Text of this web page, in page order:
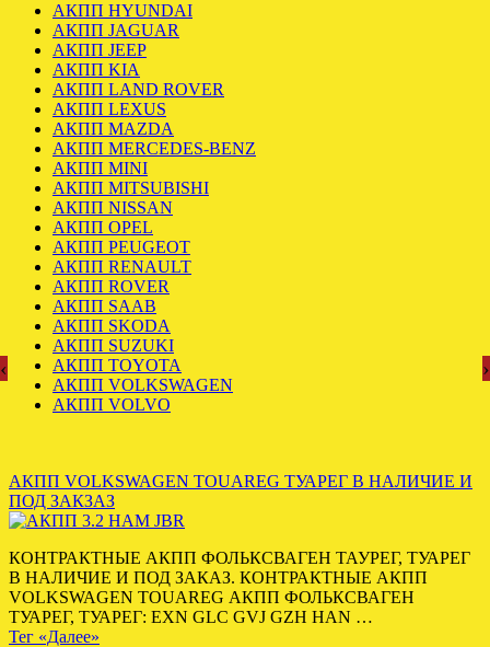
АКПП HYUNDAI
АКПП JAGUAR
АКПП JEEP
АКПП KIA
АКПП LAND ROVER
АКПП LEXUS
АКПП MAZDA
АКПП MERCEDES-BENZ
АКПП MINI
АКПП MITSUBISHI
АКПП NISSAN
АКПП OPEL
АКПП PEUGEOT
АКПП RENAULT
АКПП ROVER
АКПП SAAB
АКПП SKODA
АКПП SUZUKI
АКПП TOYOTA
АКПП VOLKSWAGEN
АКПП VOLVO
АКПП VOLKSWAGEN TOUAREG ТУАРЕГ В НАЛИЧИЕ И
ПОД ЗАКЗАЗ
КОНТРАКТНЫЕ АКПП ФОЛЬКСВАГЕН ТАУРЕГ, ТУАРЕГ
В НАЛИЧИЕ И ПОД ЗАКАЗ. КОНТРАКТНЫЕ АКПП
VOLKSWAGEN TOUAREG АКПП ФОЛЬКСВАГЕН
ТУАРЕГ, ТУАРЕГ: EXN GLC GVJ GZH HAN …
Тег «Далее»
‹ ›